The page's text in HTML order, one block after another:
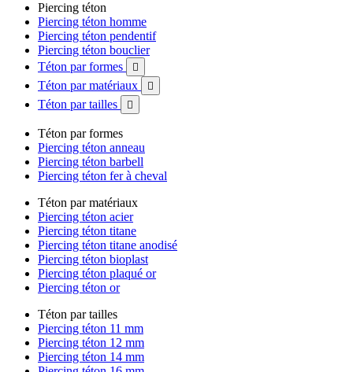
Piercing téton
Piercing téton homme
Piercing téton pendentif
Piercing téton bouclier
Téton par formes

Téton par matériaux 
Téton par tailles 
Téton par formes
Piercing téton anneau
Piercing téton barbell
Piercing téton fer à cheval
Téton par matériaux
Piercing téton acier
Piercing téton titane
Piercing téton titane anodisé
Piercing téton bioplast
Piercing téton plaqué or
Piercing téton or
Téton par tailles
Piercing téton 11 mm
Piercing téton 12 mm
Piercing téton 14 mm